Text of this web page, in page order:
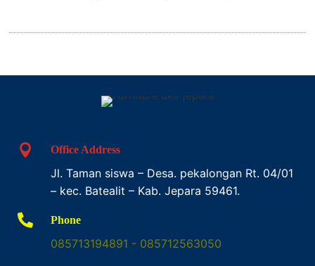
 Office Address
Jl. Taman siswa – Desa. pekalongan Rt. 04/01
– kec. Batealit – Kab. Jepara 59461.
 Phone
085713194891 - 085712563050